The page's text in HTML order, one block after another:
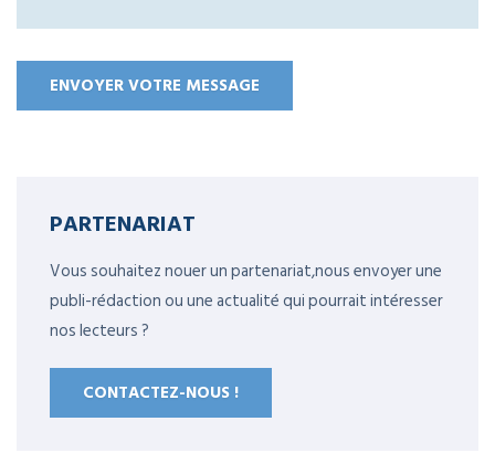
PARTENARIAT
Vous souhaitez nouer un partenariat,nous envoyer une
publi-rédaction ou une actualité qui pourrait intéresser
nos lecteurs ?
CONTACTEZ-NOUS !